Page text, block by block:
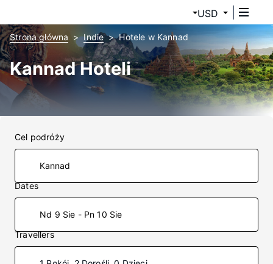
USD
Strona główna Indie Hotele w Kannad
Kannad Hoteli
Cel podróży
Dates
Nd 9 Sie - Pn 10 Sie
Travellers